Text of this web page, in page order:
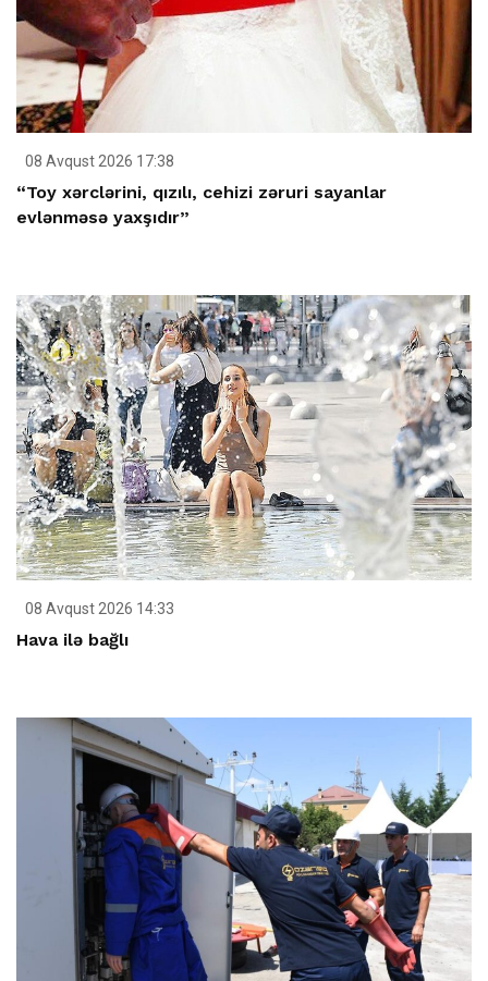
08 Avqust 2026 17:38
“Toy xərclərini, qızılı, cehizi zəruri sayanlar
evlənməsə yaxşıdır”
08 Avqust 2026 14:33
Hava ilə bağlı